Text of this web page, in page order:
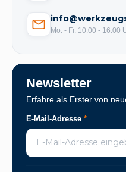
Mo. - Fr. 10:00 - 16:00
Newsletter
Erfahre als Erster von
E-Mail-Adresse *